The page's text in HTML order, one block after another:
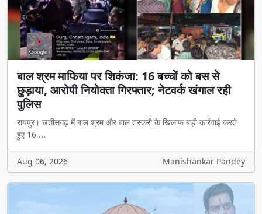
बाल श्रम माफिया पर शिकंजा: 16 बच्चों को बस से
छुड़ाया, आरोपी नियोक्ता गिरफ्तार; नेटवर्क खंगाल रही
पुलिस
रायपुर। छत्तीसगढ़ में बाल श्रम और बाल तस्करी के खिलाफ बड़ी कार्रवाई करते
हुए 16 ...
Aug 06, 2026 Manishankar Pandey